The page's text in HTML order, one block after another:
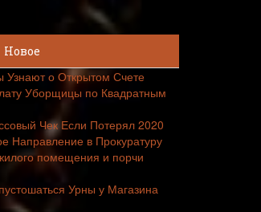
Новое
Узнают о Открытом Счете
Уборщицы по Квадратным
Чек Если Потерял 2020
Направление в Прокуратуру
помещения и порчи
Урны у Магазина